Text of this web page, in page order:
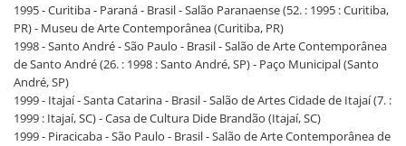
1995 - Curitiba - Paraná - Brasil - Salão Paranaense (52. : 1995 : Curitiba,
PR) - Museu de Arte Contemporânea (Curitiba, PR)
1998 - Santo André - São Paulo - Brasil - Salão de Arte Contemporânea
de Santo André (26. : 1998 : Santo André, SP) - Paço Municipal (Santo
André, SP)
1999 - Itajaí - Santa Catarina - Brasil - Salão de Artes Cidade de Itajaí (7. :
1999 : Itajaí, SC) - Casa de Cultura Dide Brandão (Itajaí, SC)
1999 - Piracicaba - São Paulo - Brasil - Salão de Arte Contemporânea de